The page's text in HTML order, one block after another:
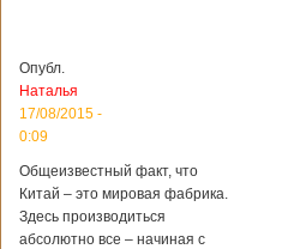
Китайским
археологам
обнаружить
крупнейший рудник
по добыче бирюзы
на территории
Опубл.
Наталья
17/08/2015 -
0:09
Общеизвестный факт, что
Китай – это мировая фабрика.
Здесь производиться
абсолютно все – начиная с